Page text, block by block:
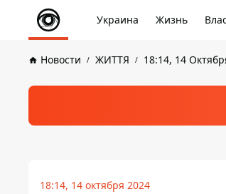
Украина Жизнь
Новости ЖИТТЯ 18:14, 14
18:14, 14 октября 2024